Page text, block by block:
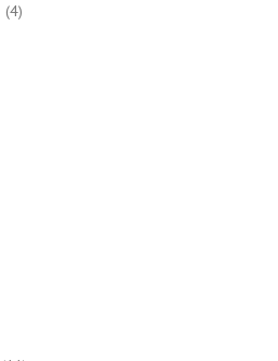
(4)